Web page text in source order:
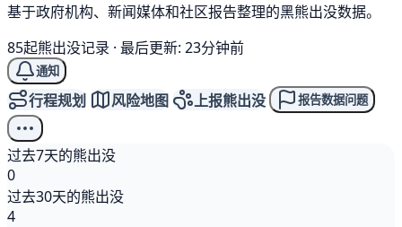
基于政府机构、新闻媒体和社区报告整理的黑熊出没数据。
85起熊出没记录 · 最后更新: 23分钟前
通知
行程规划 风险地图 上报熊出没 报告数据问题
过去7天的熊出没
0
过去30天的熊出没
4